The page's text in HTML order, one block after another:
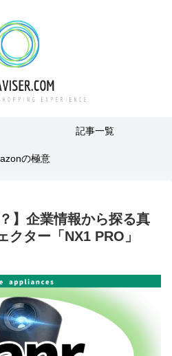
記事一覧
の極意
】企業情報から探る真
クター「NX1 PRO」